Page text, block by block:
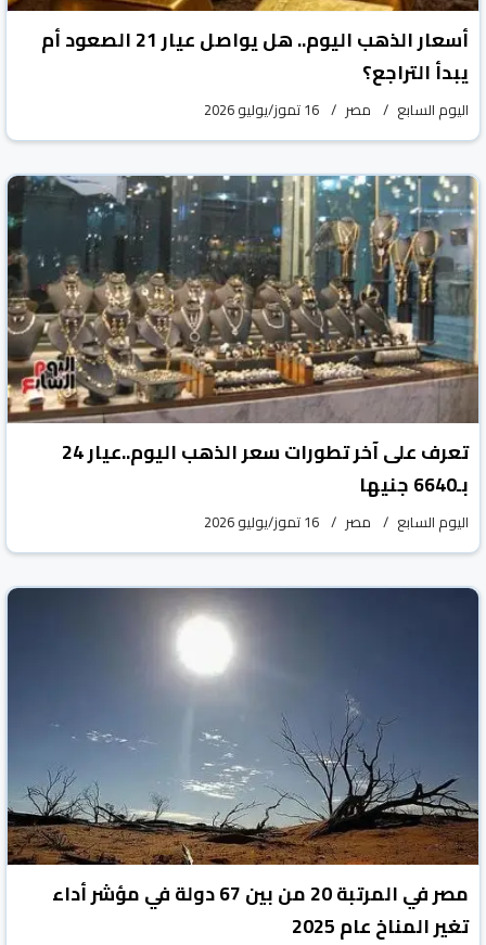
أسعار الذهب اليوم.. هل يواصل عيار 21 الصعود أم
يبدأ التراجع؟
اليوم السابع مصر 16 تموز/يوليو 2026
تعرف على آخر تطورات سعر الذهب اليوم..عيار 24
بـ6640 جنيها
اليوم السابع مصر 16 تموز/يوليو 2026
مصر في المرتبة 20 من بين 67 دولة في مؤشر أداء
تغير المناخ عام 2025